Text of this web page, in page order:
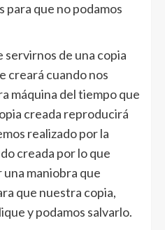
para que no podamos
servirnos de una copia
creará cuando nos
máquina del tiempo que
creada reproducirá
realizado por la
creada por lo que
maniobra que
que nuestra copia,
y podamos salvarlo.